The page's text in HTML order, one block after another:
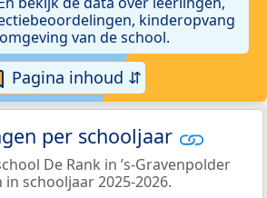
kinderopvang
van de school.
Pagina inhoud ⇵
per schooljaar
De Rank in ’s-Gravenpolder
schooljaar 2025-2026.